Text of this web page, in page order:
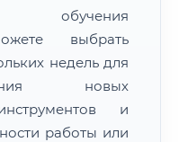
обучения
выбрать
недель для
новых
и
работы или